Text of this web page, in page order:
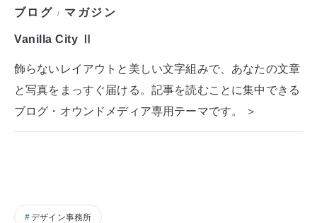
ブログ / マガジン
Vanilla City Ⅱ
飾らないレイアウトと美しい文字組みで、あなたの文章
と写真をまっすぐ届ける。記事を読むことに集中できる
ブログ・オウンドメディア専用テーマです。 ＞
デザイン事務所